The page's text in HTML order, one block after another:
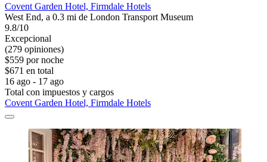
Covent Garden Hotel, Firmdale Hotels
West End, a 0.3 mi de London Transport Museum
9.8/10
Excepcional
(279 opiniones)
$559 por noche
$671 en total
16 ago - 17 ago
Total con impuestos y cargos
Covent Garden Hotel, Firmdale Hotels